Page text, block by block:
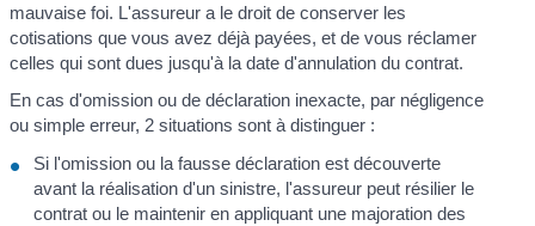
mauvaise foi. L'assureur a le droit de conserver les
cotisations que vous avez déjà payées, et de vous réclamer
celles qui sont dues jusqu'à la date d'annulation du contrat.
En cas d'omission ou de déclaration inexacte, par négligence
ou simple erreur, 2 situations sont à distinguer :
Si l'omission ou la fausse déclaration est découverte
avant la réalisation d'un sinistre, l'assureur peut résilier le
contrat ou le maintenir en appliquant une majoration des